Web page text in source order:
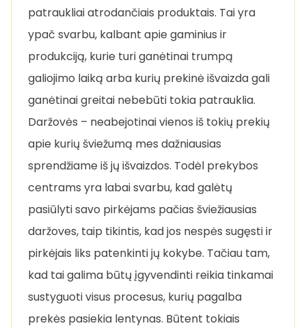
patraukliai atrodančiais produktais. Tai yra
ypač svarbu, kalbant apie gaminius ir
produkciją, kurie turi ganėtinai trumpą
galiojimo laiką arba kurių prekinė išvaizda gali
ganėtinai greitai nebebūti tokia patrauklia.
Daržovės – neabejotinai vienos iš tokių prekių
apie kurių šviežumą mes dažniausias
sprendžiame iš jų išvaizdos. Todėl prekybos
centrams yra labai svarbu, kad galėtų
pasiūlyti savo pirkėjams pačias šviežiausias
daržoves, taip tikintis, kad jos nespės sugęsti ir
pirkėjais liks patenkinti jų kokybe. Tačiau tam,
kad tai galima būtų įgyvendinti reikia tinkamai
sustyguoti visus procesus, kurių pagalba
prekės pasiekia lentynas. Būtent tokiais